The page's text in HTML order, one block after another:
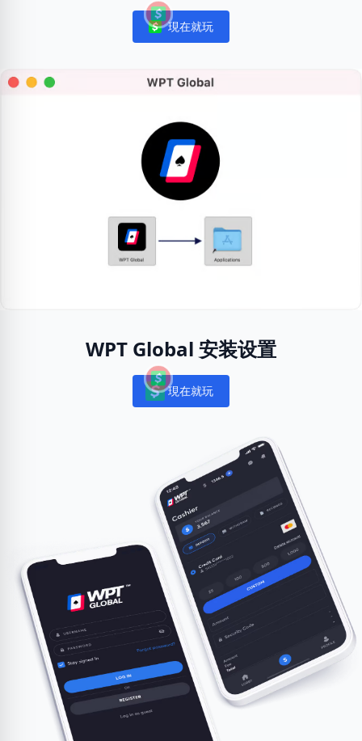
Notifications
現在就玩
WPT Global 安装设置
Notifications
現在就玩